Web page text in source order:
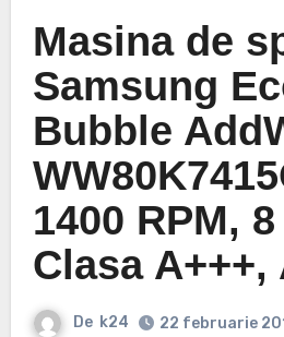
Masina de
Samsung
Bubble
1400 RPM,
Clasa A+++,
De k24 22 februarie